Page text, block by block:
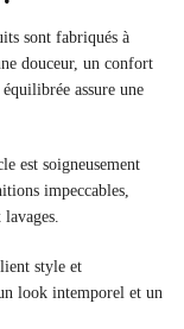
sont fabriqués à
douceur, un confort
assure une
est soigneusement
impeccables,
lavages.
style et
look intemporel et un